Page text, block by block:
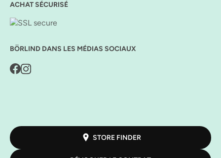
ACHAT SÉCURISÉ
BÖRLIND DANS LES MÉDIAS SOCIAUX
STORE FINDER